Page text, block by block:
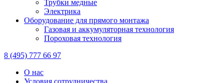
Трубки медные
Электрика
Оборудование для прямого монтажа
Газовая и аккумуляторная технология
Пороховая технология
8 (495) 777 66 97
О нас
Условия сотрудничества